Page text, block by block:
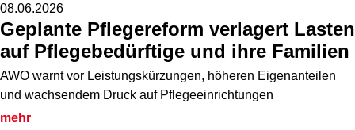
08.06.2026
Geplante Pflegereform verlagert Lasten
auf Pflegebedürftige und ihre Familien
AWO warnt vor Leistungskürzungen, höheren Eigenanteilen
und wachsendem Druck auf Pflegeeinrichtungen
mehr